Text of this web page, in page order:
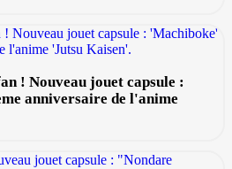
! Nouveau jouet capsule :
anniversaire de l'anime